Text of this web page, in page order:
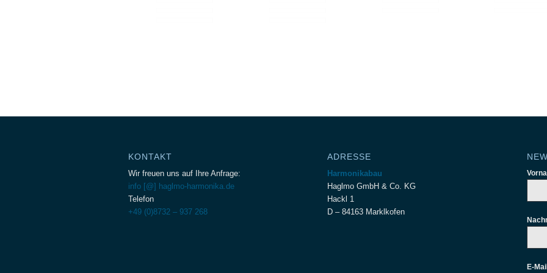
KONTAKT
Wir freuen uns auf Ihre Anfrage:
info [@] haglmo-harmonika.de
Telefon
+49 (0)8732 – 937 268
ADRESSE
Harmonikabau
Haglmo GmbH & Co. KG
Hackl 1
D – 84163 Marklkofen
E-